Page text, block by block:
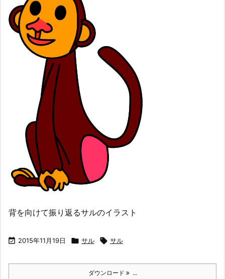
背を向けて振り返るサルのイラスト
 2015年11月19日  サル  サル
ダウンロード ...